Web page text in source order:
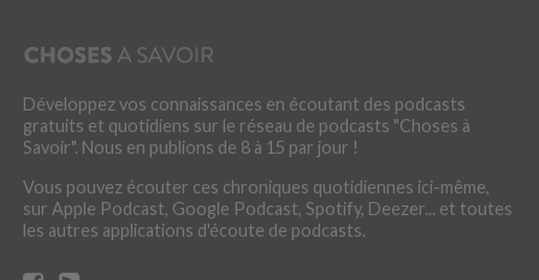
Développez vos connaissances en écoutant des podcasts
gratuits et quotidiens sur le réseau de podcasts "Choses à
Savoir". Nous en publions de 8 à 15 par jour !
Vous pouvez écouter ces chroniques quotidiennes ici-même,
sur Apple Podcast, Google Podcast, Spotify, Deezer... et toutes
les autres applications d'écoute de podcasts.